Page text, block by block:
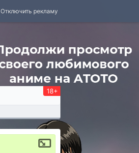
Отключить рекламу
18+